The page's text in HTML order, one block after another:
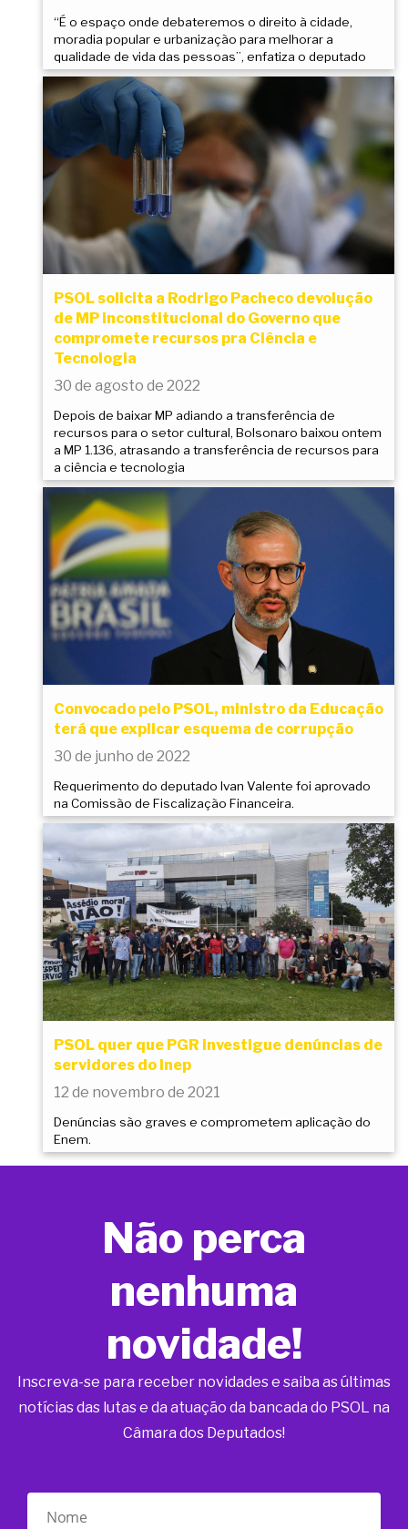
“É o espaço onde debateremos o direito à cidade,
moradia popular e urbanização para melhorar a
qualidade de vida das pessoas”, enfatiza o deputado
PSOL solicita a Rodrigo Pacheco devolução
de MP inconstitucional do Governo que
compromete recursos pra Ciência e
Tecnologia
30 de agosto de 2022
Depois de baixar MP adiando a transferência de
recursos para o setor cultural, Bolsonaro baixou ontem
a MP 1.136, atrasando a transferência de recursos para
a ciência e tecnologia
Convocado pelo PSOL, ministro da Educação
terá que explicar esquema de corrupção
30 de junho de 2022
Requerimento do deputado Ivan Valente foi aprovado
na Comissão de Fiscalização Financeira.
PSOL quer que PGR investigue denúncias de
servidores do Inep
12 de novembro de 2021
Denúncias são graves e comprometem aplicação do
Enem.
Não perca
nenhuma
novidade!
Inscreva-se para receber novidades e saiba as últimas
notícias das lutas e da atuação da bancada do PSOL na
Câmara dos Deputados!